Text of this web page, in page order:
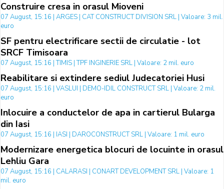
Construire cresa in orasul Mioveni
07 August, 15:16 | ARGES | CAT CONSTRUCT DIVISION SRL | Valoare: 3 mil.
euro
SF pentru electrificare sectii de circulatie - lot
SRCF Timisoara
07 August, 15:16 | TIMIS | TPF INGINERIE SRL | Valoare: 2 mil. euro
Reabilitare si extindere sediul Judecatoriei Husi
07 August, 15:16 | VASLUI | DEMO-IDIL CONSTRUCT SRL | Valoare: 2 mil.
euro
Inlocuire a conductelor de apa in cartierul Bularga
din Iasi
07 August, 15:16 | IASI | DAROCONSTRUCT SRL | Valoare: 1 mil. euro
Modernizare energetica blocuri de locuinte in orasul
Lehliu Gara
07 August, 15:16 | CALARASI | CONART DEVELOPMENT SRL | Valoare: 1
mil. euro